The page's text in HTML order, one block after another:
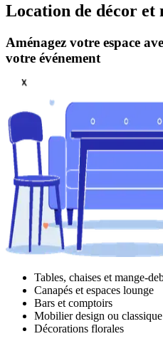
Location de décor et
Aménagez votre espace
votre événement
Tables, chaises et mange-
Canapés et espaces lounge
Bars et comptoirs
Mobilier design ou classique
Décorations florales